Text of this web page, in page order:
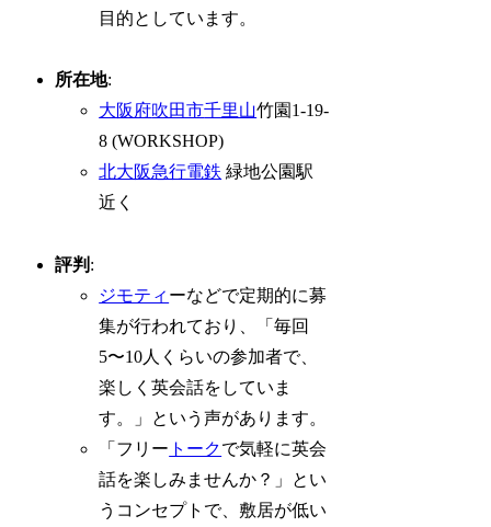
目的としています。
所在地:
大阪府吹田市千里山竹園1-19-
8 (WORKSHOP)
北大阪急行電鉄 緑地公園駅
近く
評判 :
ジモティ ーなどで定期的に募
集が行われており、「毎回
5〜10人くらいの参加者で、
楽しく英会話をしていま
す。」という声があります。
「フリー トークで気軽に英会
話を楽しみませんか？」とい
うコンセプトで、敷居が低い